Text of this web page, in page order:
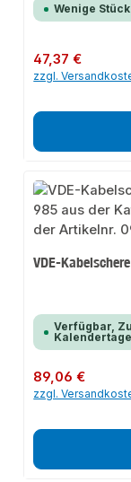
Wenige
Regulärer Preis:
47,37 €
zzgl.
VDE-
Verfügbar,
Regulärer Preis:
89,06 €
zzgl.